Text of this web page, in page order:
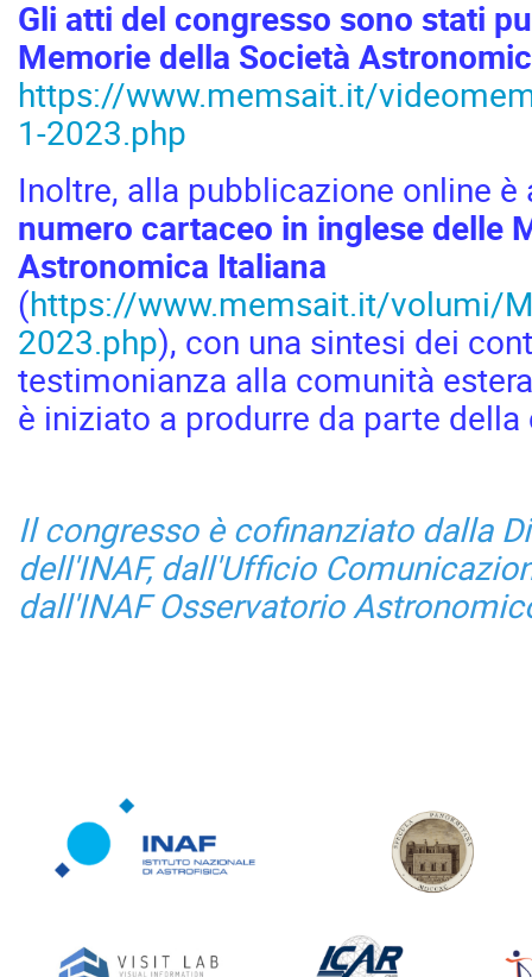
Gli atti del congresso sono stati
Memorie della Società
https://www.memsait.it/
1-2023.php
Inoltre, alla pubblicazione online
numero cartaceo in inglese delle
Astronomica Italiana
(https://www.memsait.it/volumi/
2023.php), con una sintesi dei
testimonianza alla comunità
è iniziato a produrre da parte
Il congresso è cofinanziato dalla
dell'INAF, dall'Ufficio
dall'INAF Osservatorio